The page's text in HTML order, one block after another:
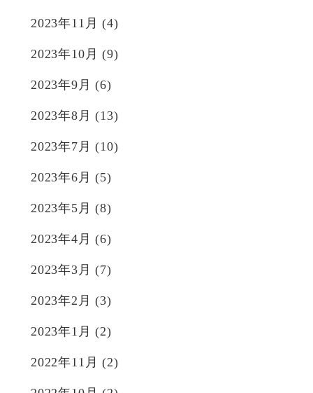
2023年11月 (4)
2023年10月 (9)
2023年9月 (6)
2023年8月 (13)
2023年7月 (10)
2023年6月 (5)
2023年5月 (8)
2023年4月 (6)
2023年3月 (7)
2023年2月 (3)
2023年1月 (2)
2022年11月 (2)